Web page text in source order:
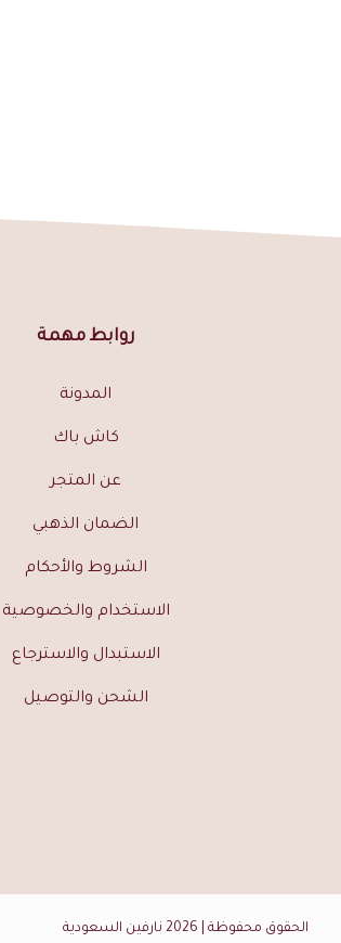
روابط مهمة
المدونة
كاش باك
عن المتجر
الضمان الذهبي
الشروط والأحكام
الاستخدام والخصوصية
الاستبدال والاسترجاع
الشحن والتوصيل
الحقوق محفوظة | 2026 نارفين السعودية